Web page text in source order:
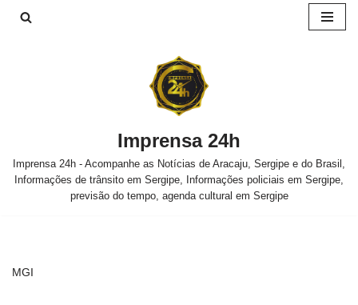
Imprensa 24h
Imprensa 24h - Acompanhe as Notícias de Aracaju, Sergipe e do Brasil,
Informações de trânsito em Sergipe, Informações policiais em Sergipe,
previsão do tempo, agenda cultural em Sergipe
MGI